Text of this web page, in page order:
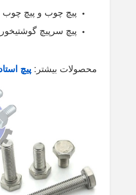
پیچ چوب و پیچ
پیچ سرپیچ
محصولات بیشتر: پیچ